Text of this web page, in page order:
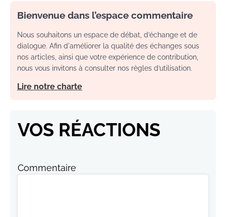
Bienvenue dans l’espace commentaire
Nous souhaitons un espace de débat, d’échange et de
dialogue. Afin d'améliorer la qualité des échanges sous
nos articles, ainsi que votre expérience de contribution,
nous vous invitons à consulter nos règles d’utilisation.
Lire notre charte
VOS RÉACTIONS
Commentaire